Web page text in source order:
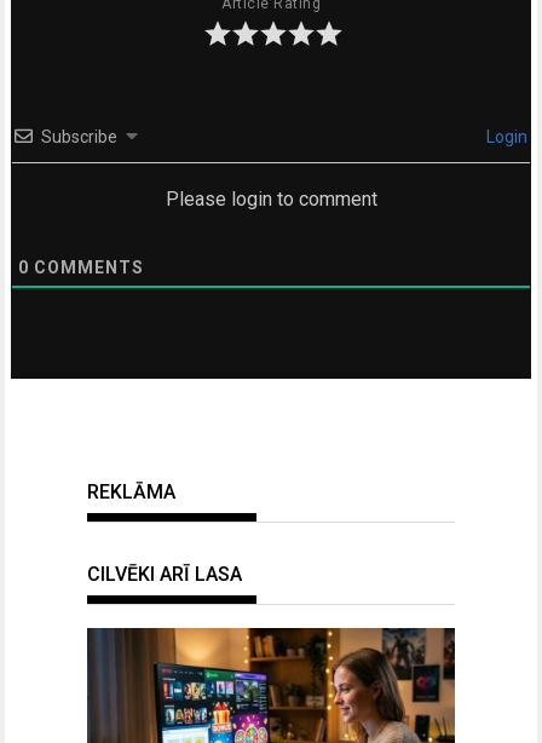
Subscribe Login
Please login to comment
0 COMMENTS
REKLĀMA
CILVĒKI ARĪ LASA